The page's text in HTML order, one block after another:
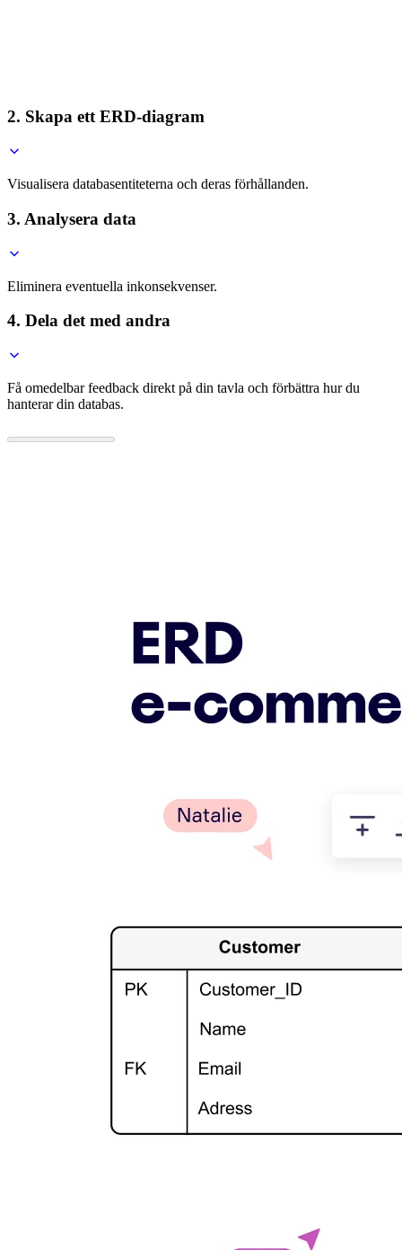
2. Skapa ett ERD-diagram
Visualisera databasentiteterna och deras förhållanden.
3. Analysera data
Eliminera eventuella inkonsekvenser.
4. Dela det med andra
Få omedelbar feedback direkt på din tavla och förbättra hur du
hanterar din databas.